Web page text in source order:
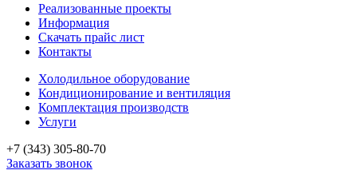
Реализованные проекты
Информация
Скачать прайс лист
Контакты
Холодильное оборудование
Кондиционирование и вентиляция
Комплектация производств
Услуги
+7 (343) 305-80-70
Заказать звонок